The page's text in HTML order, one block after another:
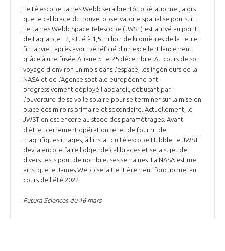
Le télescope James Webb sera bientôt opérationnel, alors
que le calibrage du nouvel observatoire spatial se poursuit.
Le James Webb Space Telescope (JWST) est arrivé au point
de Lagrange L2, situé à 1,5 million de kilomètres de la Terre,
fin janvier, après avoir bénéficié d'un excellent lancement
grâce à une fusée Ariane 5, le 25 décembre. Au cours de son
voyage d'environ un mois dans l'espace, les ingénieurs de la
NASA et de l'Agence spatiale européenne ont
progressivement déployé l'appareil, débutant par
l'ouverture de sa voile solaire pour se terminer sur la mise en
place des miroirs primaire et secondaire. Actuellement, le
JWST en est encore au stade des paramétrages. Avant
d'être pleinement opérationnel et de fournir de
magnifiques images, à l'instar du télescope Hubble, le JWST
devra encore faire l'objet de calibrages et sera sujet de
divers tests pour de nombreuses semaines. La NASA estime
ainsi que le James Webb serait entièrement fonctionnel au
cours de l'été 2022.
Futura Sciences du 16 mars